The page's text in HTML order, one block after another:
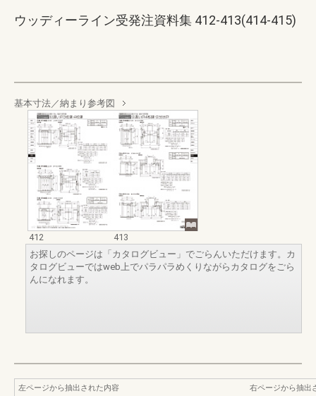
ウッディーライン受発注資料集 412-413(414-415)
基本寸法／納まり参考図
412
413
お探しのページは「カタログビュー」でごらんいただけます。カ
タログビューではweb上でパラパラめくりながらカタログをごら
んになれます。
左ページから抽出された内容
右ページから抽出